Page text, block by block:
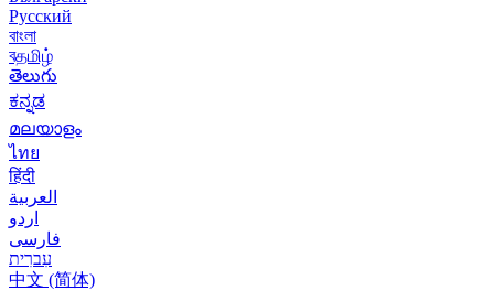
Русский
বাংলা
বதமிழ்
తెలుగు
ಕನ್ನಡ
മലയാളം
ไทย
हिंदी
العربية
اردو
فارسی
עִברִית
中文 (简体)